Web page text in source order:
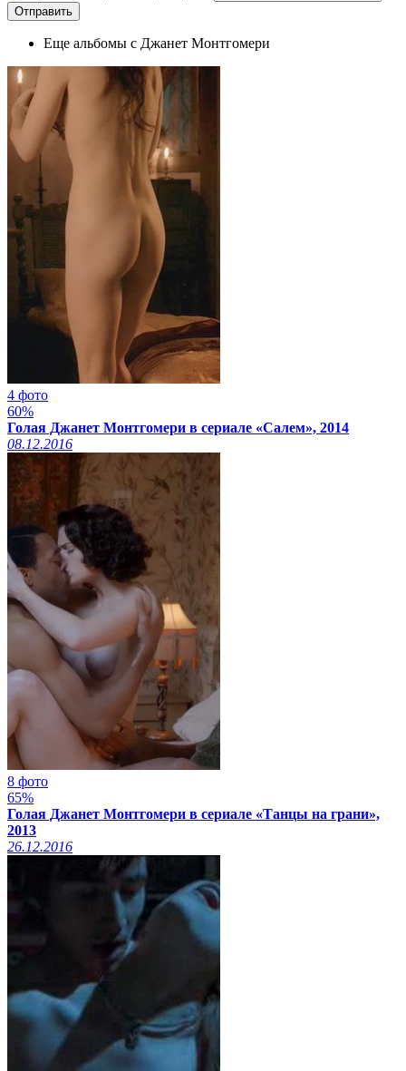
Еще альбомы с Джанет Монтгомери
4 фото
60%
Голая Джанет Монтгомери в сериале «Салем», 2014
08.12.2016
8 фото
65%
Голая Джанет Монтгомери в сериале «Танцы на грани»,
2013
26.12.2016